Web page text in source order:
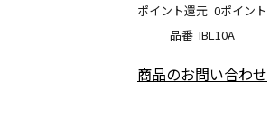
品番 IBL10A
ポイント還元 0ポイント
商品のお問い合わせ